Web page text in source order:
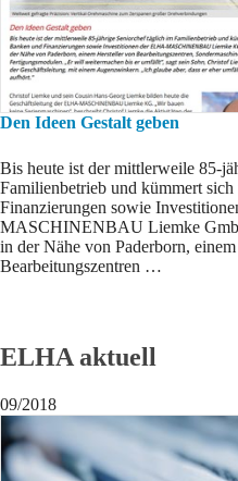
Den Ideen Gestalt geben
Bis heute ist der mittlerweile 85-
Familienbetrieb und kümmert
Finanzierungen sowie
MASCHINENBAU Liemke
in der Nähe von Paderborn,
Bearbeitungszentren …
ELHA aktuell
09/2018